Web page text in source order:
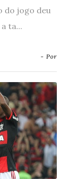
do jogo deu
ta...
- Por